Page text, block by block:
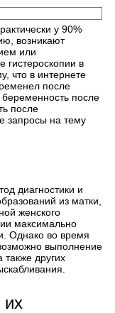
у 90%
возникают
или
в
что в интернете
после
беременность после
после
запросы на тему
диагностики и
из матки,
женского
максимально
Однако во время
выполнение
других
их